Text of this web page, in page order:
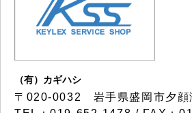
（有）カギハシ
〒020-0032 岩手県盛岡市夕顔